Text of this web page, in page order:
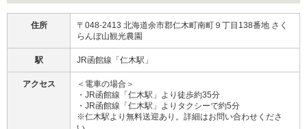
住所
〒048-2413 北海道余市郡仁木町南町９丁目138番地 さく
らんぼ山観光農園
駅 JR函館線「仁木駅」
アクセス
＜電車の場合＞
・JR函館線「仁木駅」より徒歩約35分
・JR函館線「仁木駅」よりタクシーで約5分
※仁木駅より無料送迎あり。詳細はお問い合わせくださ